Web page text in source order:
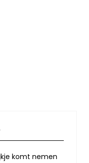
komt nemen